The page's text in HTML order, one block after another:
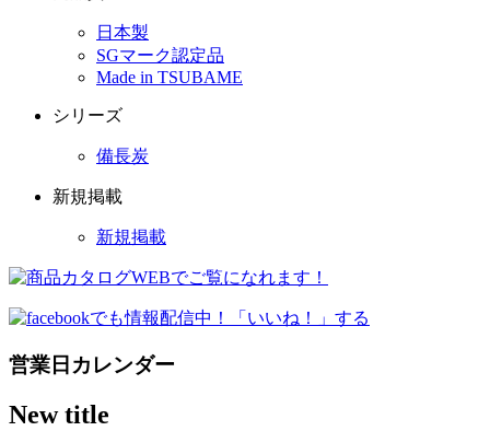
日本製
SGマーク認定品
Made in TSUBAME
シリーズ
備長炭
新規掲載
新規掲載
営業日カレンダー
New title